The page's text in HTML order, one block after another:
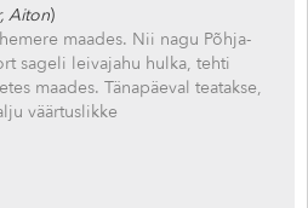
Aiton)
maades. Nii nagu Põhja-
sageli leivajahu hulka, tehti
maades. Tänapäeval teatakse,
väärtuslikke